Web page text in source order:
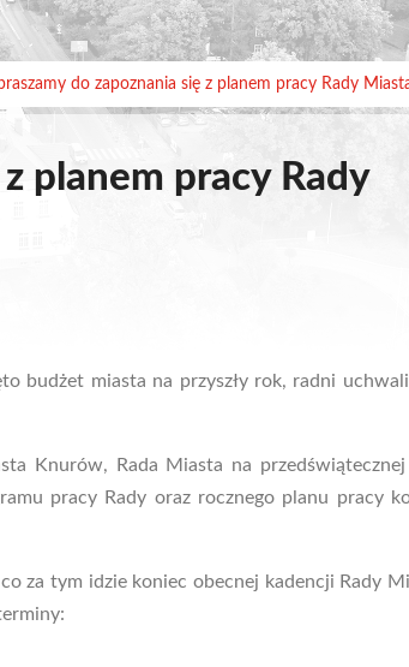
do zapoznania się z planem pracy Rady
planem pracy Rady
budżet miasta na przyszły rok, radni
Knurów, Rada Miasta na przedświątecznej
pracy Rady oraz rocznego planu pracy
za tym idzie koniec obecnej kadencji Rady